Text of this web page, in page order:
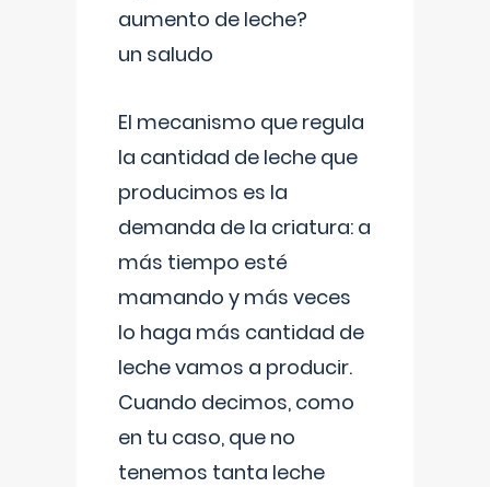
aumento de leche?
un saludo
El mecanismo que regula
la cantidad de leche que
producimos es la
demanda de la criatura: a
más tiempo esté
mamando y más veces
lo haga más cantidad de
leche vamos a producir.
Cuando decimos, como
en tu caso, que no
tenemos tanta leche